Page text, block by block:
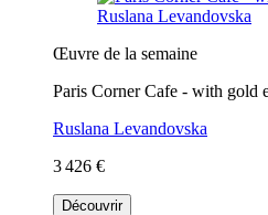
Œuvre de la semaine
Paris Corner Cafe - with gold
Ruslana Levandovska
3 426 €
Découvrir